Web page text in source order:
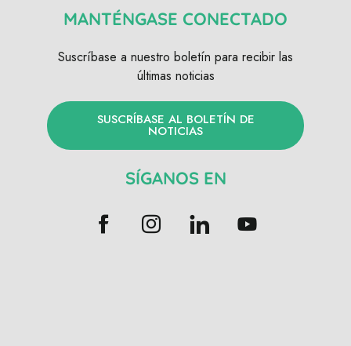
MANTÉNGASE CONECTADO
Suscríbase a nuestro boletín para recibir las
últimas noticias
SUSCRÍBASE AL BOLETÍN DE
NOTICIAS
SÍGANOS EN